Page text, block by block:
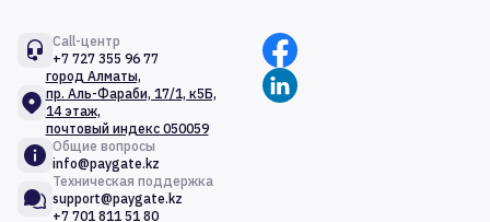
Call-центр
+7 727 355 96 77
город Алматы,
пр. Аль-Фараби, 17/1, к5Б,
14 этаж,
почтовый индекс 050059
Общие вопросы
info@paygate.kz
Техническая поддержка
support@paygate.kz
+7 701 811 51 80